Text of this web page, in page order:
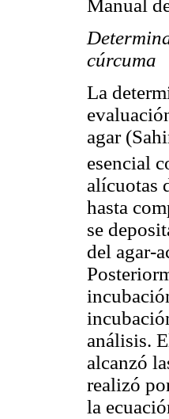
Manual
cúrcuma
La
agar
esencial
alícuotas
hasta
se
del agar-
análisis.
alcanzó
realizó
la